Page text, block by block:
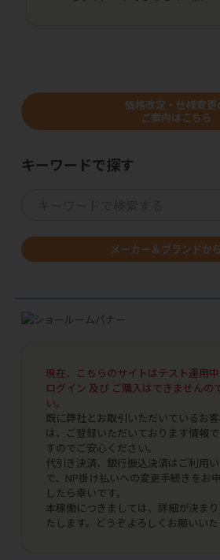
価格改定・仕様変更
ご案内はこちら
キーワードで探す
メーカー＆ブランドか
現在、こちらのサイトはテスト運用中
ログイン 及び ご購入はできませんの
い。
既に弊社とお取引いただいているお
は、ご登録いただいております情報
すのでご安心ください。
代引き決済、銀行振込決済はご利用
で、NP掛け払いへの変更手続きをお
したら幸いです。
本稼働につきましては、詳細が決ま
たします。どうぞよろしくお願いいた